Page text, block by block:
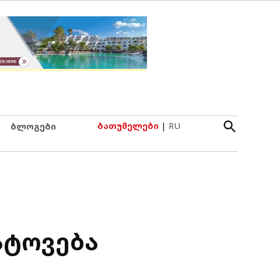
ბლოგები ბათუმელები | RU
Open
Search